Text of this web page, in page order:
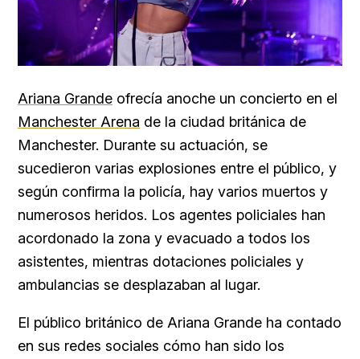
Ariana Grande ofrecía anoche un concierto en el
Manchester Arena de la ciudad británica de
Manchester. Durante su actuación, se
sucedieron varias explosiones entre el público, y
según confirma la policía, hay varios muertos y
numerosos heridos. Los agentes policiales han
acordonado la zona y evacuado a todos los
asistentes, mientras dotaciones policiales y
ambulancias se desplazaban al lugar.
El público británico de Ariana Grande ha contado
en sus redes sociales cómo han sido los